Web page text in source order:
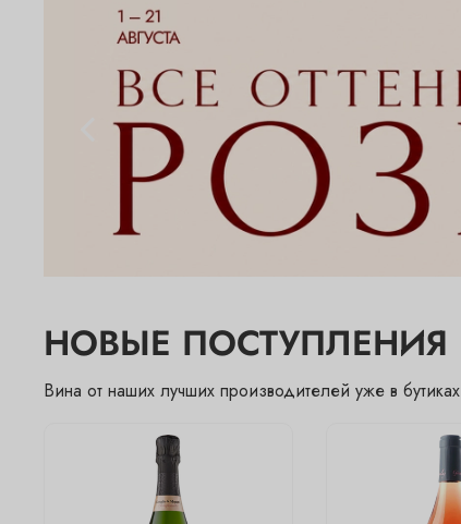
НОВЫЕ ПОСТУПЛЕНИЯ
Вина от наших лучших производителей уже в бутиках